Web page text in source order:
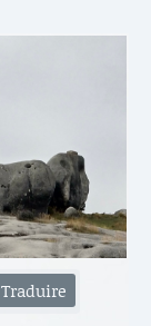
Traduire